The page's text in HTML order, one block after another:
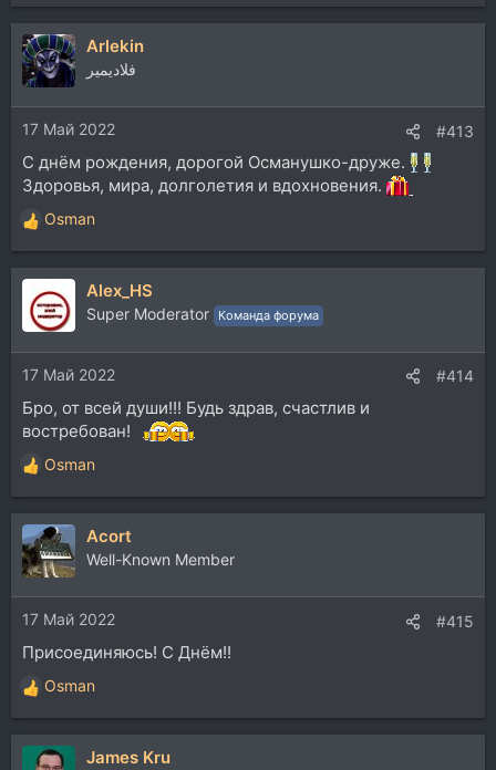
а
к
ц
и
и
:
Arlekin
فلاديمير
17 Май 2022 #413
С днём рождения, дорогой Османушко-друже.
Здоровья, мира, долголетия и вдохновения.
Р
е
а
ц
и
и
:
Osman
Alex_HS
Super Moderator Команда форума
17 Май 2022 #414
Бро, от всей души!!! Будь здрав, счастлив и
востребован!
Р
е
а
к
ц
и
и
:
Osman
Acort
Well-Known Member
17 Май 2022 #415
Присоединяюсь! С Днём!!
Р
е
а
Osman
James Kru